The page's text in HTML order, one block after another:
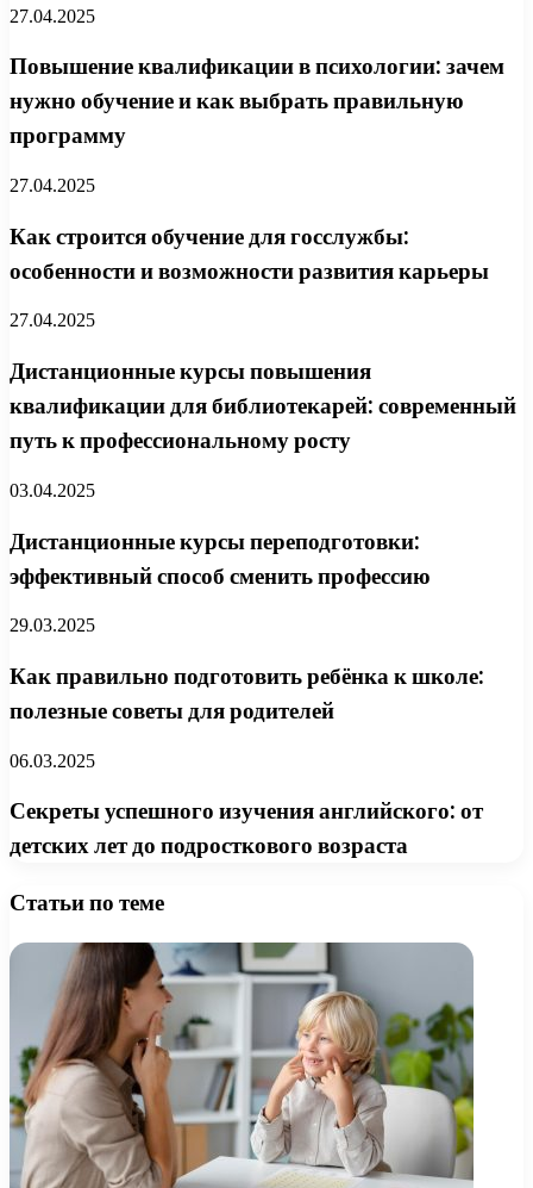
27.04.2025
Повышение квалификации в психологии: зачем
нужно обучение и как выбрать правильную
программу
27.04.2025
Как строится обучение для госслужбы:
особенности и возможности развития карьеры
27.04.2025
Дистанционные курсы повышения
квалификации для библиотекарей: современный
путь к профессиональному росту
03.04.2025
Дистанционные курсы переподготовки:
эффективный способ сменить профессию
29.03.2025
Как правильно подготовить ребёнка к школе:
полезные советы для родителей
06.03.2025
Секреты успешного изучения английского: от
детских лет до подросткового возраста
Статьи по теме